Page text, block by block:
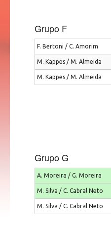
Grupo F
F. Bertoni / C. Amorim
M. Kappes / M. Almeida
M. Kappes / M. Almeida
Grupo G
A. Moreira / G. Moreira
M. Silva / C. Cabral Neto
M. Silva / C. Cabral Neto